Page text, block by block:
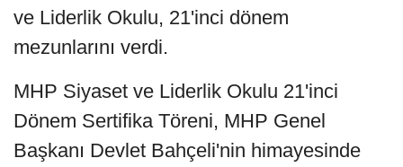
ve Liderlik Okulu, 21'inci dönem
mezunlarını verdi.
MHP Siyaset ve Liderlik Okulu 21'inci
Dönem Sertifika Töreni, MHP Genel
Başkanı Devlet Bahçeli'nin himayesinde